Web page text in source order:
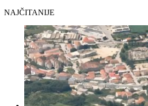
NAJČITANIJE